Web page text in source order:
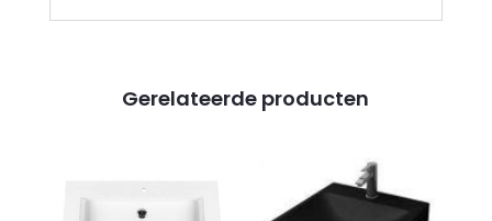
Gerelateerde producten